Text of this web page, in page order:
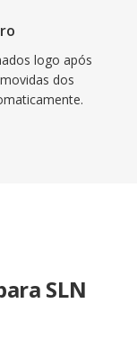
logo após
dos
SLN